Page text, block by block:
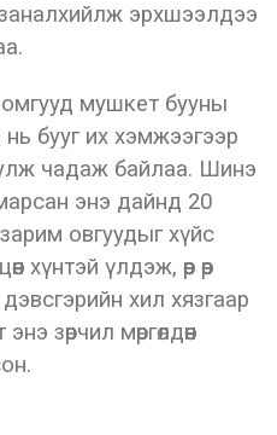
эрхшээлдээ
мушкет бууны
бууг их хэмжээгээр
чадаж байлаа. Шинэ
энэ дайнд 20
овгуудыг хүйс
хүнтэй үлдэж, өөр өөр
хил хязгаар
зөрчил мөргөлдөөн